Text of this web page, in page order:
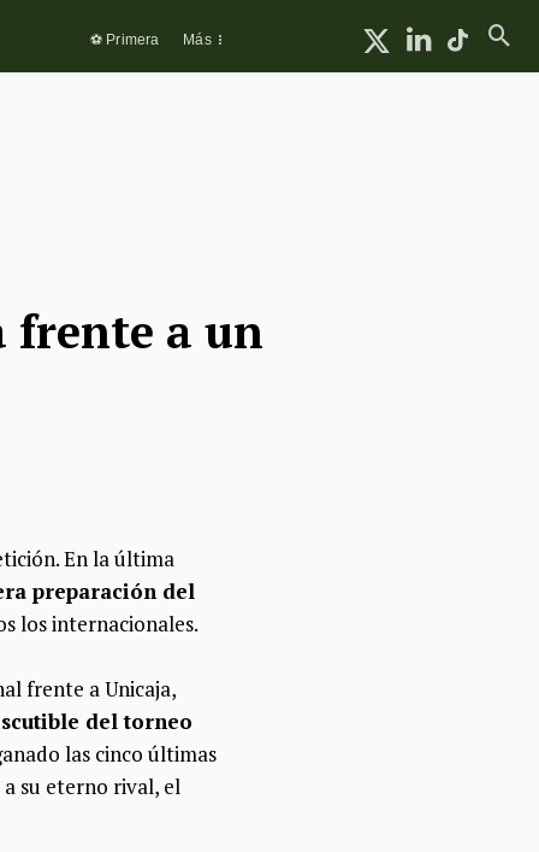
⚽ Primera Más
frente a un
En la última
preparación del
los internacionales.
frente a Unicaja,
del torneo
las cinco últimas
su eterno rival, el